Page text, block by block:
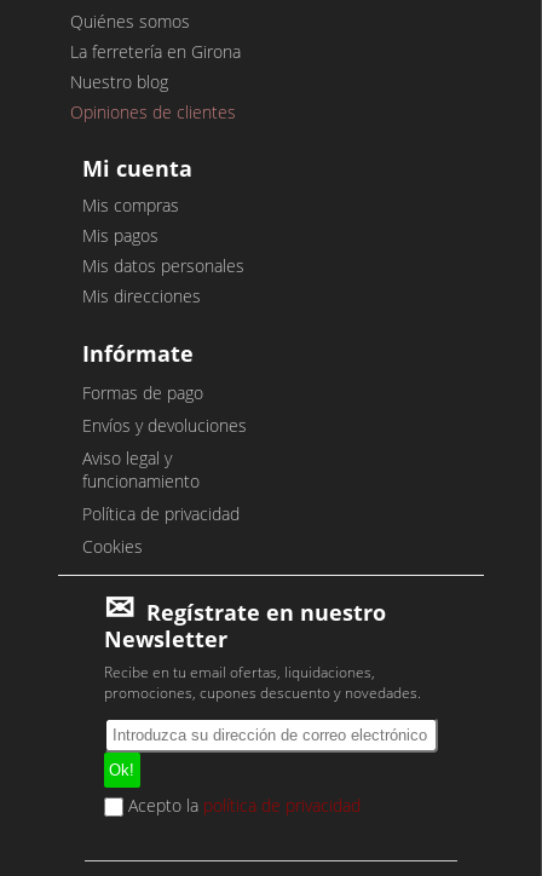
Quiénes somos
La ferretería en Girona
Nuestro blog
Opiniones de clientes
Mi cuenta
Mis compras
Mis pagos
Mis datos personales
Mis direcciones
Infórmate
Formas de pago
Envíos y devoluciones
Aviso legal y
funcionamiento
Política de privacidad
Cookies
Regístrate en nuestro
Newsletter
Recibe en tu email ofertas, liquidaciones,
promociones, cupones descuento y novedades.
Acepto la política de privacidad